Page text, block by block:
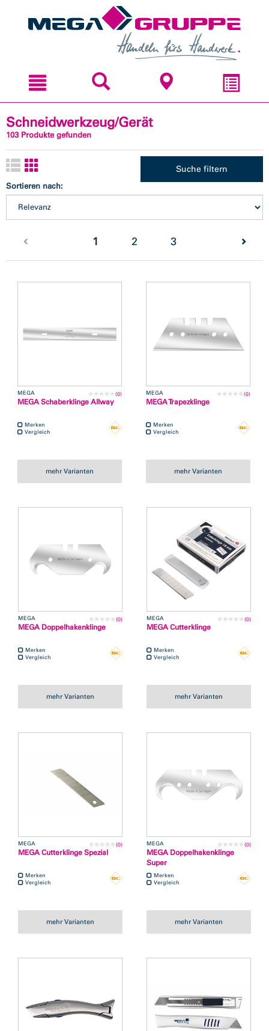
Schneidwerkzeug/Gerät
103 Produkte gefunden
Suche filtern
Sortieren nach:
1 (current)
2 3
MEGA (0)
MEGA Schaberklinge Allway
Merken
Vergleich
mehr Varianten
MEGA (0)
MEGA Trapezklinge
Merken
Vergleich
mehr Varianten
MEGA (0)
MEGA Doppelhakenklinge
Merken
Vergleich
mehr Varianten
MEGA (0)
MEGA Cutterklinge
Merken
Vergleich
mehr Varianten
MEGA (0)
MEGA Cutterklinge Spezial
Merken
Vergleich
mehr Varianten
MEGA (0)
MEGA Doppelhakenklinge
Super
Merken
Vergleich
mehr Varianten